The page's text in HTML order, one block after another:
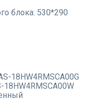
блока: 530*290
18HW4RMSCA00G
18HW4RMSCA00W